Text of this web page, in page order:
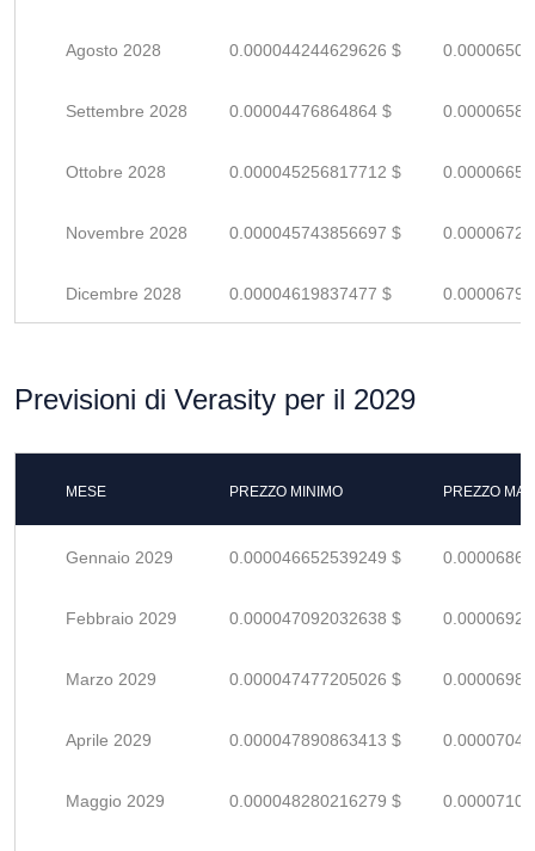
Agosto 2028 0.000044244629626 $
Settembre 2028 0.00004476864864 $
Ottobre 2028 0.000045256817712 $
Novembre 2028 0.000045743856697 $
Dicembre 2028 0.00004619837477 $
Previsioni di Verasity per il 2029
MESE PREZZO MINIMO PREZZO
Gennaio 2029 0.000046652539249 $
Febbraio 2029 0.000047092032638 $
Marzo 2029 0.000047477205026 $
Aprile 2029 0.000047890863413 $
Maggio 2029 0.000048280216279 $